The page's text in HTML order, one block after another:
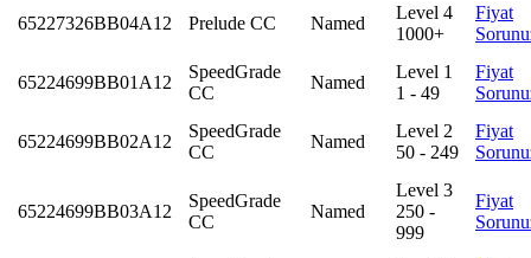
65227326BB04A12 Prelude CC Named
Level 4
1000+
Fiyat
65224699BB01A12
SpeedGrade
CC
Named
Level 1
1 - 49
Fiyat
65224699BB02A12
SpeedGrade
CC
Named
Level 2
50 - 249
Fiyat
65224699BB03A12
SpeedGrade
CC
Named
Level 3
250 -
999
Fiyat